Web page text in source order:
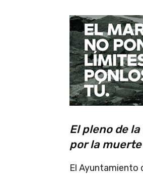
El pleno de
por la
El Ayuntamiento